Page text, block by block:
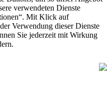
verwendeten Dienste
Mit Klick auf
Verwendung dieser Dienste
Sie jederzeit mit Wirkung